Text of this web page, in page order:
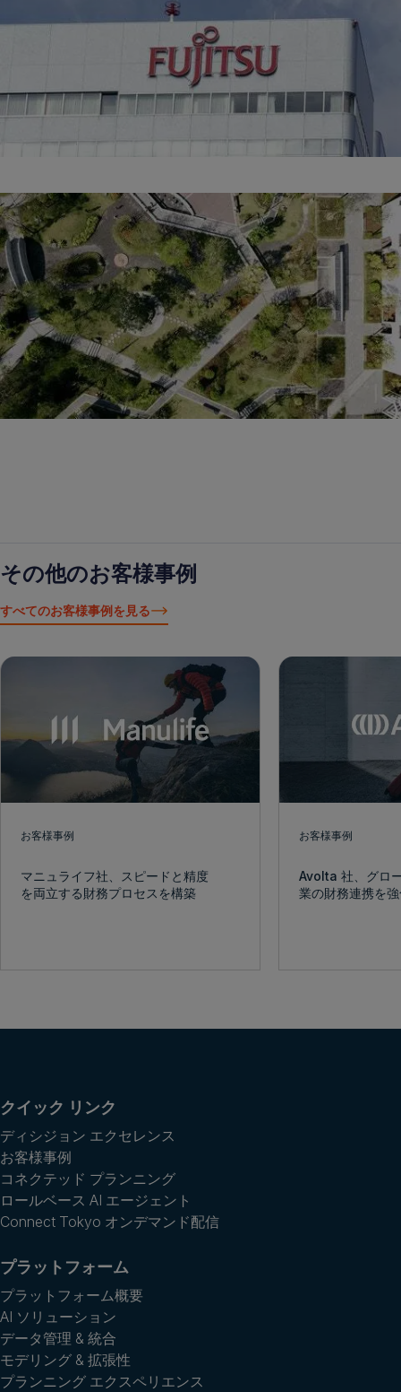
その他のお客様事例
すべてのお客様事例を見る
お客様事例
マニュライフ社、スピードと精度
を両立する財務プロセスを構築
お客様事例
Avolta 社、グロ
業の財務連携を
クイック リンク
ディシジョン エクセレンス
お客様事例
コネクテッド プランニング
ロールベース AI エージェント
Connect Tokyo オンデマンド配信
プラットフォーム
プラットフォーム概要
AI ソリューション
データ管理 & 統合
モデリング & 拡張性
プランニング エクスペリエンス